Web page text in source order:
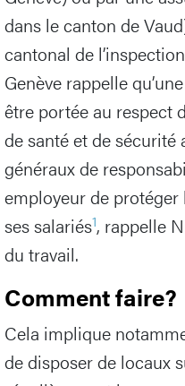
dans le canton de
cantonal de
Genève rappelle
être portée au respect
de santé et de
généraux de
employeur de
ses salariés1, rappelle
du travail.
Comment faire?
Cela implique
de disposer de locaux